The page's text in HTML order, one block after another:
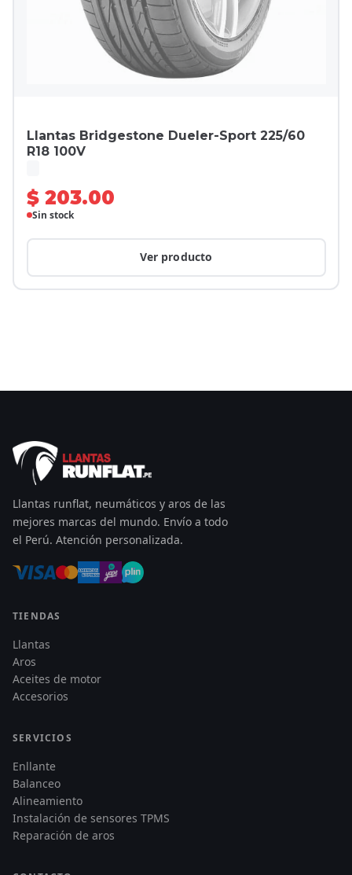
Llantas Bridgestone Dueler-Sport 225/60
R18 100V
$ 203.00
Sin stock
Ver producto
Llantas runflat, neumáticos y aros de las
mejores marcas del mundo. Envío a todo
el Perú. Atención personalizada.
TIENDAS
Llantas
Aros
Aceites de motor
Accesorios
SERVICIOS
Enllante
Balanceo
Alineamiento
Instalación de sensores TPMS
Reparación de aros